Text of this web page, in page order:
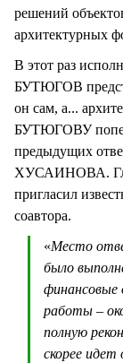
решений
архитектурных
В этот раз
БУТЮГОВ
он сам, а...
БУТЮГОВУ
предыдущих
ХУСАИНОВА.
пригласил
соавтора.
«Место
было
финансовые
работы –
полную
скорее идет